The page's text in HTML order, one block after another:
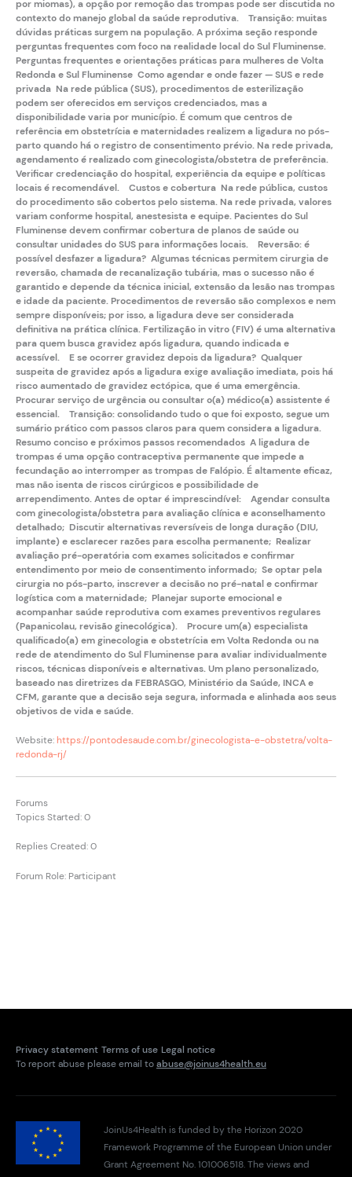
por miomas), a opção por remoção das trompas pode ser discutida no
contexto do manejo global da saúde reprodutiva. Transição: muitas
dúvidas práticas surgem na população. A próxima seção responde
perguntas frequentes com foco na realidade local do Sul Fluminense.
Perguntas frequentes e orientações práticas para mulheres de Volta
Redonda e Sul Fluminense Como agendar e onde fazer — SUS e rede
privada Na rede pública (SUS), procedimentos de esterilização
podem ser oferecidos em serviços credenciados, mas a
disponibilidade varia por município. É comum que centros de
referência em obstetrícia e maternidades realizem a ligadura no pós-
parto quando há o registro de consentimento prévio. Na rede privada,
agendamento é realizado com ginecologista/obstetra de preferência.
Verificar credenciação do hospital, experiência da equipe e políticas
locais é recomendável. Custos e cobertura Na rede pública, custos
do procedimento são cobertos pelo sistema. Na rede privada, valores
variam conforme hospital, anestesista e equipe. Pacientes do Sul
Fluminense devem confirmar cobertura de planos de saúde ou
consultar unidades do SUS para informações locais. Reversão: é
possível desfazer a ligadura? Algumas técnicas permitem cirurgia de
reversão, chamada de recanalização tubária, mas o sucesso não é
garantido e depende da técnica inicial, extensão da lesão nas trompas
e idade da paciente. Procedimentos de reversão são complexos e nem
sempre disponíveis; por isso, a ligadura deve ser considerada
definitiva na prática clínica. Fertilização in vitro (FIV) é uma alternativa
para quem busca gravidez após ligadura, quando indicada e
acessível. E se ocorrer gravidez depois da ligadura? Qualquer
suspeita de gravidez após a ligadura exige avaliação imediata, pois há
risco aumentado de gravidez ectópica, que é uma emergência.
Procurar serviço de urgência ou consultar o(a) médico(a) assistente é
essencial. Transição: consolidando tudo o que foi exposto, segue um
sumário prático com passos claros para quem considera a ligadura.
Resumo conciso e próximos passos recomendados A ligadura de
trompas é uma opção contraceptiva permanente que impede a
fecundação ao interromper as trompas de Falópio. É altamente eficaz,
mas não isenta de riscos cirúrgicos e possibilidade de
arrependimento. Antes de optar é imprescindível: Agendar consulta
com ginecologista/obstetra para avaliação clínica e aconselhamento
detalhado; Discutir alternativas reversíveis de longa duração (DIU,
implante) e esclarecer razões para escolha permanente; Realizar
avaliação pré-operatória com exames solicitados e confirmar
entendimento por meio de consentimento informado; Se optar pela
cirurgia no pós-parto, inscrever a decisão nopré-natale confirmar
logística com a maternidade; Planejar suporte emocional e
acompanhar saúde reprodutiva com exames preventivos regulares
(Papanicolau, revisão ginecológica). Procure um(a) especialista
qualificado(a) em ginecologia e obstetrícia em Volta Redonda ou na
rede de atendimento do Sul Fluminense para avaliar individualmente
riscos, técnicas disponíveis e alternativas. Um plano personalizado,
baseado nas diretrizes da FEBRASGO, Ministério da Saúde, INCA e
CFM, garante que a decisão seja segura, informada e alinhada aos seus
objetivos de vida e saúde.
Website:https://pontodesaude.com.br/ginecologista-e-obstetra/volta-
redonda-rj/
Forums
Topics Started: 0
Replies Created: 0
Forum Role: Participant
Privacy statement Terms of use Legal notice
To report abuse please email toabuse@joinus4health.eu
JoinUs4Health is funded by the Horizon 2020
Framework Programme of the European Union under
Grant Agreement No. 101006518. The views and